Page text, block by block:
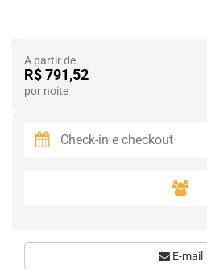
A partir de
R$ 791,52
por noite
E-mail